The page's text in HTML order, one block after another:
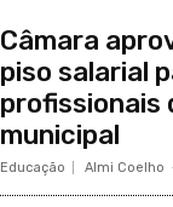
Câmara
piso salarial
profissionais
municipal
Educação Almi Coelho